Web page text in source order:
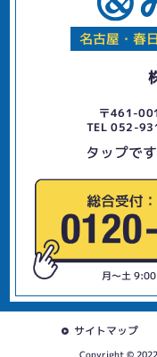
名古屋・春
〒461-
TEL 052-
タップで
月〜土
サイトマップ